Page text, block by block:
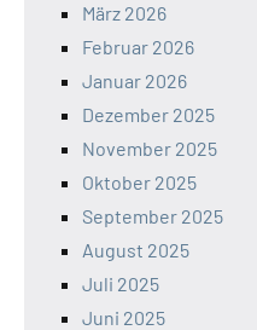
März 2026
Februar 2026
Januar 2026
Dezember 2025
November 2025
Oktober 2025
September 2025
August 2025
Juli 2025
Juni 2025